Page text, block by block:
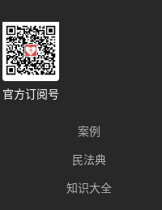
官方订阅号
案例
民法典
知识大全